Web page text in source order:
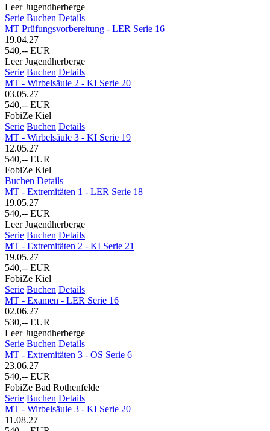
Leer Jugendherberge
Serie Buchen Details
MT Prüfungsvorbereitung - LER Serie 16
19.04.27
540,-- EUR
Leer Jugendherberge
Serie Buchen Details
MT - Wirbelsäule 2 - KI Serie 20
03.05.27
540,-- EUR
FobiZe Kiel
Serie Buchen Details
MT - Wirbelsäule 3 - KI Serie 19
12.05.27
540,-- EUR
FobiZe Kiel
Buchen Details
MT - Extremitäten 1 - LER Serie 18
19.05.27
540,-- EUR
Leer Jugendherberge
Serie Buchen Details
MT - Extremitäten 2 - KI Serie 21
19.05.27
540,-- EUR
FobiZe Kiel
Serie Buchen Details
MT - Examen - LER Serie 16
02.06.27
530,-- EUR
Leer Jugendherberge
Serie Buchen Details
MT - Extremitäten 3 - OS Serie 6
23.06.27
540,-- EUR
FobiZe Bad Rothenfelde
Serie Buchen Details
MT - Wirbelsäule 3 - KI Serie 20
11.08.27